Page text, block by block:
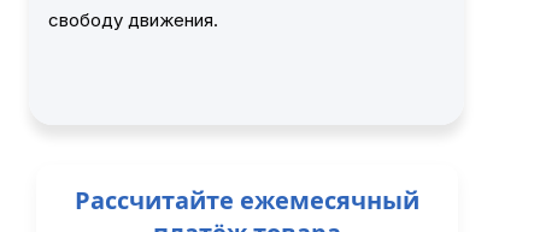
свободу движения.
Рассчитайте ежемесячный